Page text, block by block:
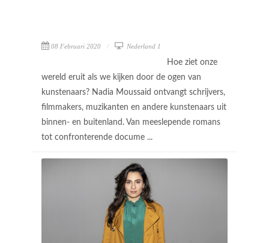
08 Februari 2020 Nederland 1
Hoe ziet onze
wereld eruit als we kijken door de ogen van
kunstenaars? Nadia Moussaid ontvangt schrijvers,
filmmakers, muzikanten en andere kunstenaars uit
binnen- en buitenland. Van meeslepende romans
tot confronterende docume ...